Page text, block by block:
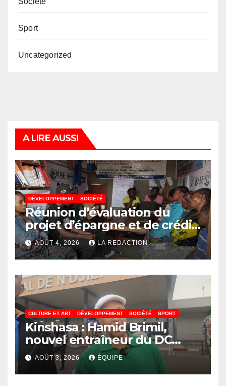
Sport
Uncategorized
A LIRE AUSSI
DÉVELOPPEMENT SOCIÉTÉ
Réunion d’évaluation du
projet d’épargne et de crédit
de JIRANI MSAADA Asbl : des
résultats encourageants et
une expansion annoncée
AOÛT 4, 2026 LA REDACTION
CULTURE ET ART DÉVELOPPEMENT SOCIÉTÉ SPORT
Kinshasa : Hamid Brimil,
nouvel entraîneur du DC
Virunga sur place, cap sur les
préparatifs de la Coupe de la
Confédération de la CAF
AOÛT 3, 2026 ÉQUIPE